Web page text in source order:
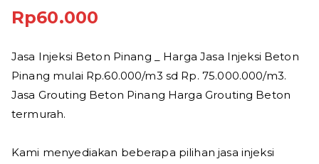
Rp60.000
Jasa Injeksi Beton Pinang _ Harga Jasa Injeksi Beton
Pinang mulai Rp.60.000/m3 sd Rp. 75.000.000/m3.
Jasa Grouting Beton Pinang Harga Grouting Beton
termurah.
Kami menyediakan beberapa pilihan jasa injeksi